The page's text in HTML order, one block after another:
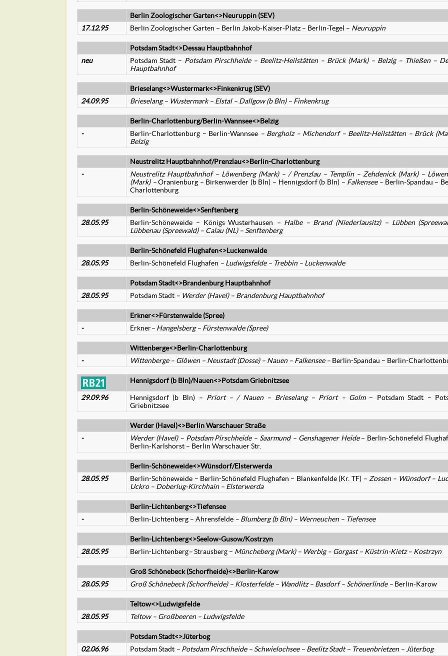
Berlin Zoologischer Garten<>Neuruppin (SEV)
17.12.95
Berlin Zoologischer Garten – Berlin Jakob-Kaiser-Platz – Berlin-Tegel – Neuruppin
Potsdam Stadt<>Dessau Hauptbahnhof
neu
Potsdam Stadt – Potsdam Pirschheide – Beelitz-Heilstätten – Brück (Mark) – Belzig – Thießen –
Hauptbahnhof
Brieselang<>Wustermark<>Finkenkrug (SEV)
24.09.95
Brieselang – Wustermark – Elstal – Dallgow (b Bln) – Finkenkrug
Berlin-Charlottenburg/Berlin-Wannsee<>Belzig
-
Berlin-Charlottenburg – Berlin-Wannsee – Bergholz – Michendorf – Beelitz-Heilstätten – Brück
Belzig
Neustrelitz Hauptbahnhof/Prenzlau<>Berlin-Charlottenburg
-
Neustrelitz Hauptbahnhof – Löwenberg (Mark) – / Prenzlau – Templin – Zehdenick (Mark) –
(Mark) –Oranienburg – Birkenwerder (b Bln) – Hennigsdorf (b Bln)– Falkensee – Berlin-Spandau –
Charlottenburg
Berlin-Schöneweide<>Senftenberg
28.05.95
Berlin-Schöneweide – Königs Wusterhausen
– Halbe – Brand (Niederlausitz) – Lübben
Lübbenau (Spreewald) – Calau (NL) – Senftenberg
Berlin-Schönefeld Flughafen<>Luckenwalde
28.05.95
Berlin-Schönefeld Flughafen – Ludwigsfelde – Trebbin – Luckenwalde
Potsdam Stadt<>Brandenburg Hauptbahnhof
28.05.95
Potsdam Stadt – Werder (Havel) – Brandenburg Hauptbahnhof
Erkner<>Fürstenwalde (Spree)
-
Erkner– Hangelsberg – Fürstenwalde (Spree)
Wittenberge<>Berlin-Charlottenburg
-
Wittenberge – Glöwen – Neustadt (Dosse) – Nauen – Falkensee – Berlin-Spandau – Berlin-
Hennigsdorf (b Bln)/Nauen<>Potsdam Griebnitzsee
29.09.96 Hennigsdorf (b Bln) – Priort – / Nauen – Brieselang –Priort – Golm– Potsdam Stadt –
Griebnitzsee
Werder (Havel)<>Berlin Warschauer Straße
-
Werder (Havel) – Potsdam Pirschheide – Saarmund – Genshagener Heide– Berlin-Schönefeld
Berlin-Karlshorst – Berlin Warschauer Str.
Berlin-Schöneweide<>Wünsdorf/Elsterwerda
28.05.95
Berlin-Schöneweide – Berlin-Schönefeld Flughafen – Blankenfelde (Kr. TF) – Zossen – Wünsdorf –
Uckro – Doberlug-Kirchhain – Elsterwerda
Berlin-Lichtenberg<>Tiefensee
-
Berlin-Lichtenberg – Ahrensfelde – Blumberg (b Bln) – Werneuchen – Tiefensee
Berlin-Lichtenberg<>Seelow-Gusow/Kostrzyn
28.05.95
Berlin-Lichtenberg–Strausberg – Müncheberg (Mark) – Werbig – Gorgast– Küstrin-Kietz – Kostrzyn
Groß Schönebeck (Schorfheide)<>Berlin-Karow
28.05.95
Groß Schönebeck (Schorfheide) – Klosterfelde – Wandlitz – Basdorf – Schönerlinde – Berlin-Karow
Teltow<>Ludwigsfelde
28.05.95
Teltow– Großbeeren – Ludwigsfelde
Potsdam Stadt<>Jüterbog
02.06.96
Potsdam Stadt – Potsdam Pirschheide – Schwielochsee – Beelitz Stadt – Treuenbrietzen – Jüterbog